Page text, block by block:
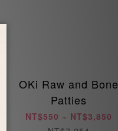
OKi Raw and Bone
Patties
NT$550 ~ NT$3,850